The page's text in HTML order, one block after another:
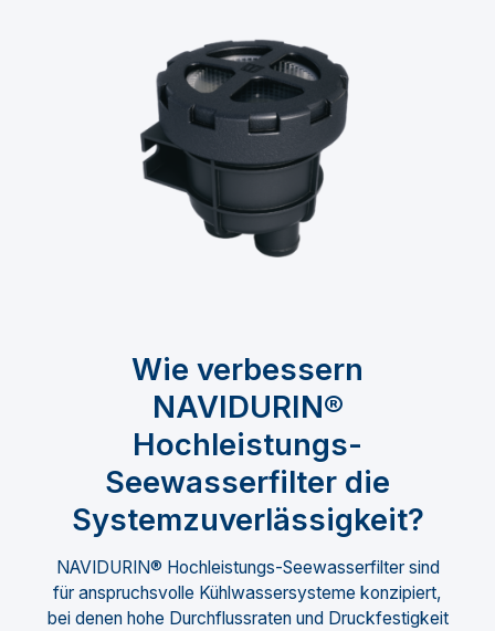
Wie verbessern
NAVIDURIN®
Hochleistungs-
Seewasserfilter die
Systemzuverlässigkeit?
NAVIDURIN® Hochleistungs-Seewasserfilter sind
für anspruchsvolle Kühlwassersysteme konzipiert,
bei denen hohe Durchflussraten und Druckfestigkeit